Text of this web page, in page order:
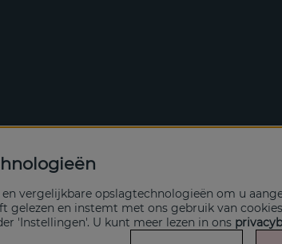
vergelijkbare opslagtechnologieën om u
gelezen en instemt met ons gebruik van
'Instellingen'. U kunt meer lezen in ons